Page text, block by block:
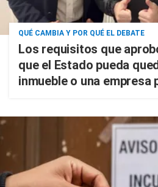
QUÉ CAMBIA Y POR QUÉ EL DEBATE
Los requisitos que
que el Estado pueda
inmueble o una empresa